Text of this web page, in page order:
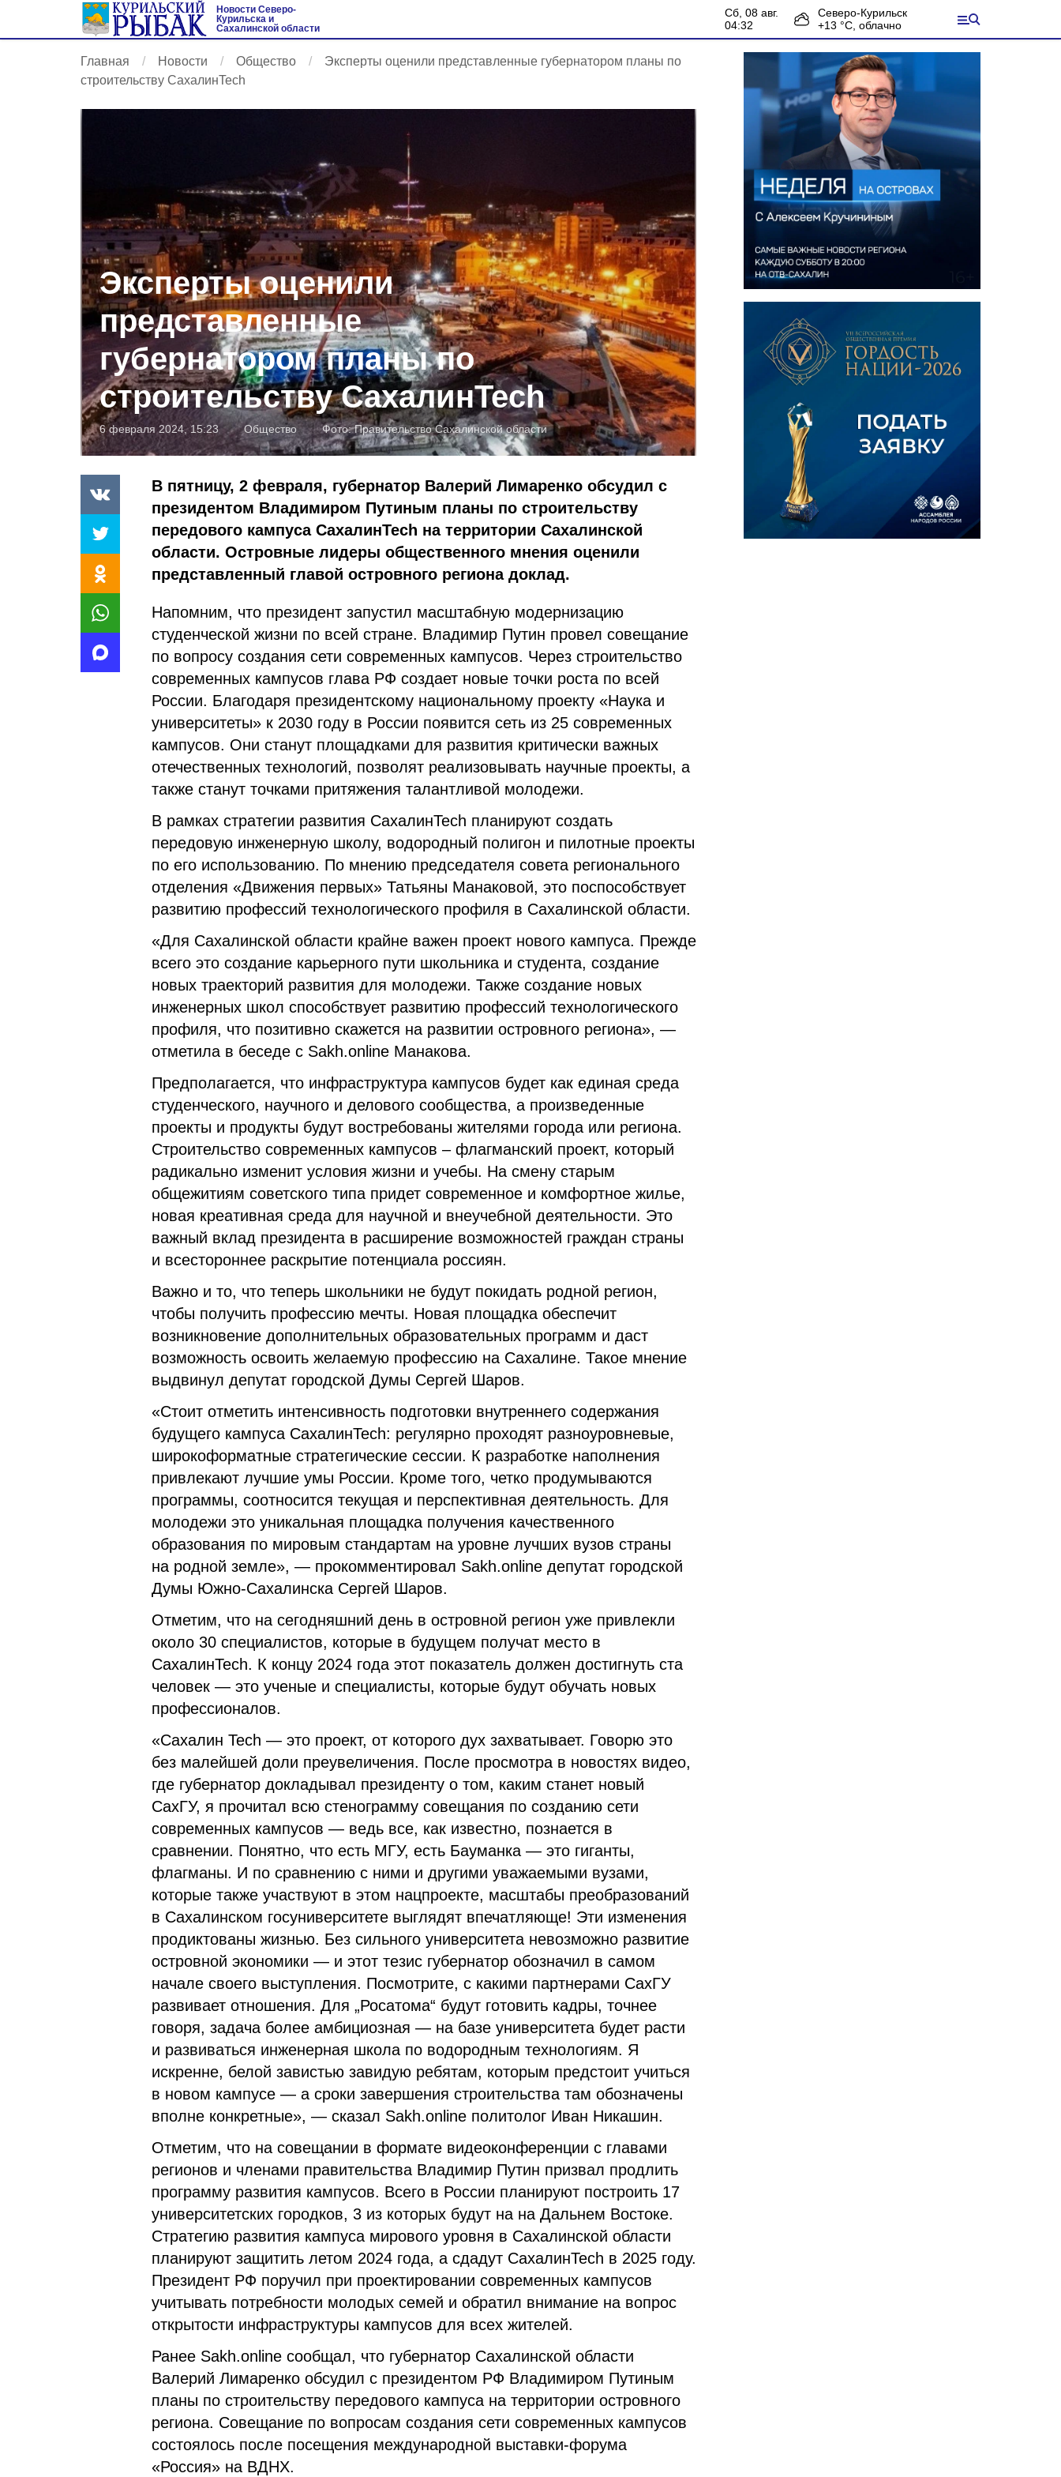
Новости Северо-
Курильска и
Сахалинской области
сб, 08 авг.
04:32
Северо-Курильск
+13 °С, облачно
Главная Новости Общество
Эксперты оценили представленные губернатором планы по
строительству СахалинTech
Эксперты оценили
представленные
губернатором планы по
строительству СахалинTech
6 февраля 2024, 15:23 Общество Фото:Правительство Сахалинской области
В пятницу, 2 февраля, губернатор Валерий Лимаренко обсудил с
президентом Владимиром Путиным планы по строительству
передового кампуса СахалинTech на территории Сахалинской
области. Островные лидеры общественного мнения оценили
представленный главой островного региона доклад.
Напомним, что президент запустил масштабную модернизацию
студенческой жизни по всей стране. Владимир Путин провел совещание
по вопросу создания сети современных кампусов. Через строительство
современных кампусов глава РФ создает новые точки роста по всей
России. Благодаря президентскому национальному проекту «Наука и
университеты» к 2030 году в России появится сеть из 25 современных
кампусов. Они станут площадками для развития критически важных
отечественных технологий, позволят реализовывать научные проекты, а
также станут точками притяжения талантливой молодежи.
В рамках стратегии развития СахалинTech планируют создать
передовую инженерную школу, водородный полигон и пилотные проекты
по его использованию. По мнению председателя совета регионального
отделения «Движения первых» Татьяны Манаковой, это поспособствует
развитию профессий технологического профиля в Сахалинской области.
«Для Сахалинской области крайне важен проект нового кампуса. Прежде
всего это создание карьерного пути школьника и студента, создание
новых траекторий развития для молодежи. Также создание новых
инженерных школ способствует развитию профессий технологического
профиля, что позитивно скажется на развитии островного региона», —
отметила в беседе с Sakh.online Манакова.
Предполагается, что инфраструктура кампусов будет как единая среда
студенческого, научного и делового сообщества, а произведенные
проекты и продукты будут востребованы жителями города или региона.
Строительство современных кампусов – флагманский проект, который
радикально изменит условия жизни и учебы. На смену старым
общежитиям советского типа придет современное и комфортное жилье,
новая креативная среда для научной и внеучебной деятельности. Это
важный вклад президента в расширение возможностей граждан страны
и всестороннее раскрытие потенциала россиян.
Важно и то, что теперь школьники не будут покидать родной регион,
чтобы получить профессию мечты. Новая площадка обеспечит
возникновение дополнительных образовательных программ и даст
возможность освоить желаемую профессию на Сахалине. Такое мнение
выдвинул депутат городской Думы Сергей Шаров.
«Стоит отметить интенсивность подготовки внутреннего содержания
будущего кампуса СахалинTech: регулярно проходят разноуровневые,
широкоформатные стратегические сессии. К разработке наполнения
привлекают лучшие умы России. Кроме того, четко продумываются
программы, соотносится текущая и перспективная деятельность. Для
молодежи это уникальная площадка получения качественного
образования по мировым стандартам на уровне лучших вузов страны
на родной земле», — прокомментировал Sakh.online депутат городской
Думы Южно-Сахалинска Сергей Шаров.
Отметим, что на сегодняшний день в островной регион уже привлекли
около 30 специалистов, которые в будущем получат место в
СахалинTech. К концу 2024 года этот показатель должен достигнуть ста
человек — это ученые и специалисты, которые будут обучать новых
профессионалов.
«Сахалин Tech — это проект, от которого дух захватывает. Говорю это
без малейшей доли преувеличения. После просмотра в новостях видео,
где губернатор докладывал президенту о том, каким станет новый
СахГУ, я прочитал всю стенограмму совещания по созданию сети
современных кампусов — ведь все, как известно, познается в
сравнении. Понятно, что есть МГУ, есть Бауманка — это гиганты,
флагманы. И по сравнению с ними и другими уважаемыми вузами,
которые также участвуют в этом нацпроекте, масштабы преобразований
в Сахалинском госуниверситете выглядят впечатляюще! Эти изменения
продиктованы жизнью. Без сильного университета невозможно развитие
островной экономики — и этот тезис губернатор обозначил в самом
начале своего выступления. Посмотрите, с какими партнерами СахГУ
развивает отношения. Для „Росатома“ будут готовить кадры, точнее
говоря, задача более амбициозная — на базе университета будет расти
и развиваться инженерная школа по водородным технологиям. Я
искренне, белой завистью завидую ребятам, которым предстоит учиться
в новом кампусе — а сроки завершения строительства там обозначены
вполне конкретные», — сказал Sakh.online политолог Иван Никашин.
Отметим, что на совещании в формате видеоконференции с главами
регионов и членами правительства Владимир Путин призвал продлить
программу развития кампусов. Всего в России планируют построить 17
университетских городков, 3 из которых будут на на Дальнем Востоке.
Стратегию развития кампуса мирового уровня в Сахалинской области
планируют защитить летом 2024 года, а сдадут СахалинTech в 2025 году.
Президент РФ поручил при проектировании современных кампусов
учитывать потребности молодых семей и обратил внимание на вопрос
открытости инфраструктуры кампусов для всех жителей.
Ранее Sakh.online сообщал, что губернатор Сахалинской области
Валерий Лимаренко обсудил с президентом РФ Владимиром Путиным
планы по строительству передового кампуса на территории островного
региона. Совещание по вопросам создания сети современных кампусов
состоялось после посещения международной выставки-форума
«Россия» на ВДНХ.